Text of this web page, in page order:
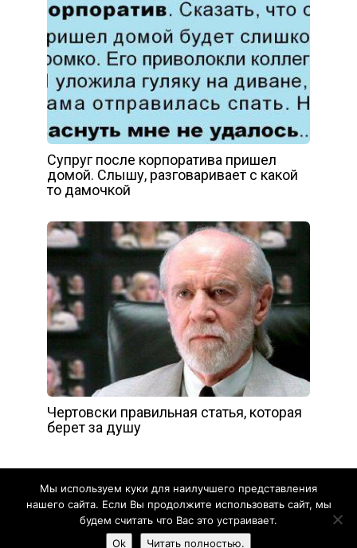
Супруг после корпоратива пришел
домой. Слышу, разговаривает с какой
то дамочкой
Чертовски правильная статья, которая
берет за душу
Мы используем куки для наилучшего представления
нашего сайта. Если Вы продолжите использовать сайт, мы
будем считать что Вас это устраивает.
Ok
Читать полностью.